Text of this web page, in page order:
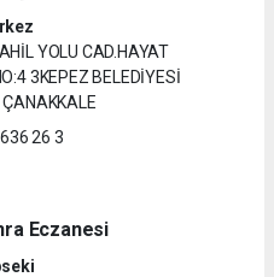
YOLU CAD.HAYAT
3KEPEZ BELEDİYESİ
26 3
Eczanesi